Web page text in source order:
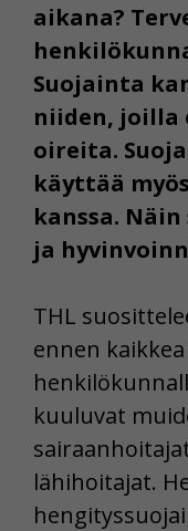
aikana?
Suojainta
niiden, joilla
oireita.
käyttää
kanssa.
ja
THL
ennen
kuuluvat
lähihoitajat.